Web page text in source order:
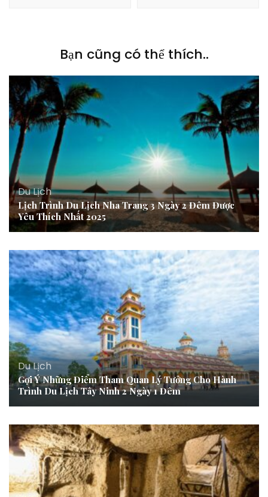
Bạn cũng có thể thích..
Du Lịch
Lịch Trình Du Lịch Nha Trang 3 Ngày 2 Đêm Được
Yêu Thích Nhất 2025
Du Lịch
Gợi Ý Những Điểm Tham Quan Lý Tưởng Cho Hành
Trình Du Lịch Tây Ninh 2 Ngày 1 Đêm